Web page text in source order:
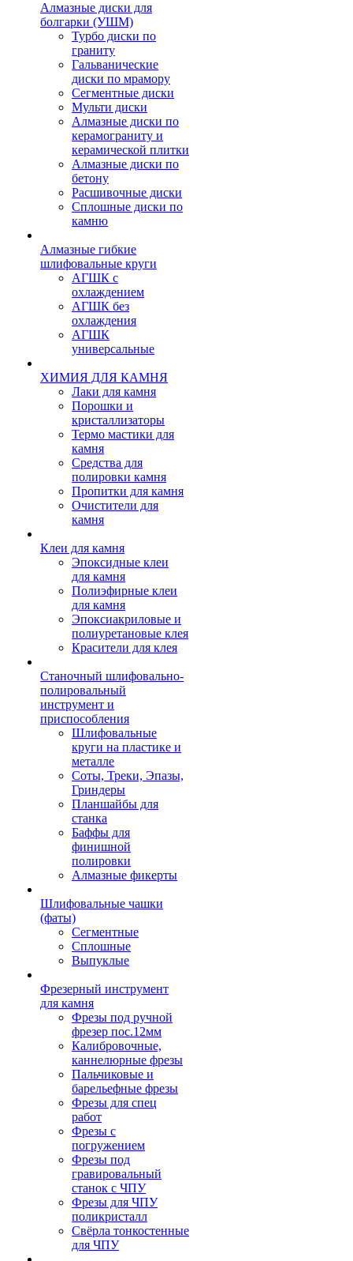
Алмазные диски для
болгарки (УШМ)
Турбо диски по
граниту
Гальванические
диски по мрамору
Сегментные диски
Мульти диски
Алмазные диски по
керамограниту и
керамической плитки
Алмазные диски по
бетону
Расшивочные диски
Сплошные диски по
камню
Алмазные гибкие
шлифовальные круги
АГШК с
охлаждением
АГШК без
охлаждения
АГШК
универсальные
ХИМИЯ ДЛЯ КАМНЯ
Лаки для камня
Порошки и
кристаллизаторы
Термо мастики для
камня
Средства для
полировки камня
Пропитки для камня
Очистители для
камня
Клеи для камня
Эпоксидные клеи
для камня
Полиэфирные клеи
для камня
Эпоксиакриловые и
полиуретановые клея
Красители для клея
Станочный шлифовально-
полировальный
инструмент и
приспособления
Шлифовальные
круги на пластике и
металле
Соты, Треки, Эпазы,
Гриндеры
Планшайбы для
станка
Баффы для
финишной
полировки
Алмазные фикерты
Шлифовальные чашки
(фаты)
Сегментные
Сплошные
Выпуклые
Фрезерный инструмент
для камня
Фрезы под ручной
фрезер пос.12мм
Калибровочные,
каннелюрные фрезы
Пальчиковые и
барельефные фрезы
Фрезы для спец
работ
Фрезы с
погружением
Фрезы под
гравировальный
станок с ЧПУ
Фрезы для ЧПУ
поликристалл
Свёрла тонкостенные
для ЧПУ